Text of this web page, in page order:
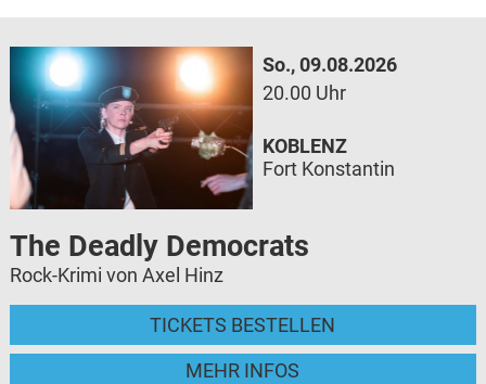
So., 09.08.2026
20.00 Uhr
The Deadly Democrats
Rock-Krimi von Axel Hinz
TICKETS BESTELLEN
MEHR INFOS
KOBLENZ
Fort Konstantin